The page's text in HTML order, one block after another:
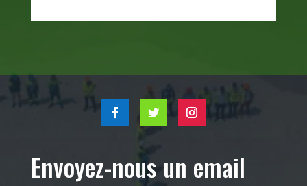
Envoyez-nous un email